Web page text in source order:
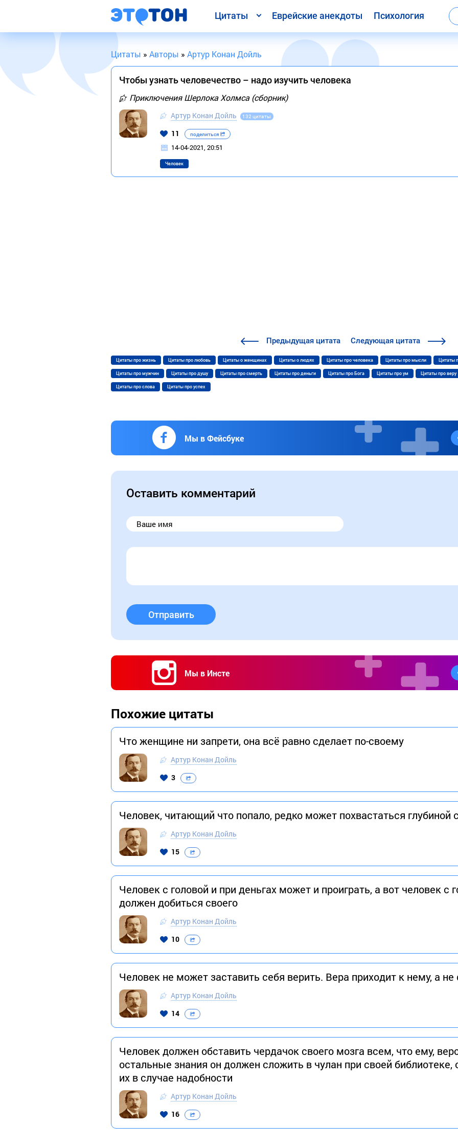
Цитаты Еврейские анекдоты Психология
Цитаты » Авторы » Артур Конан Дойль
Чтобы узнать человечество – надо изучить человека
Приключения Шерлока Холмса (сборник)
Артур Конан Дойль 132 цитаты
11 поделиться
14-04-2021, 20:51
Человек
Предыдущая цитата Следующая цитата
Цитаты про жизнь Цитаты про любовь Цитаты о женщинах Цитаты о людях Цитаты про человека Цитаты про мысли Цитаты
Цитаты про мужчин Цитаты про душу Цитаты про смерть Цитаты про деньги Цитаты про Бога Цитаты про ум Цитаты про веру
Цитаты про слова Цитаты про успех
Мы в Фейсбуке
Оставить комментарий
Отправить
Мы в Инсте
Похожие цитаты
Что женщине ни запрети, она всё равно сделает по-своему
Артур Конан Дойль
3
Человек, читающий что попало, редко может похвастаться глубиной
Артур Конан Дойль
15
Человек с головой и при деньгах может и проиграть, а вот человек с
должен добиться своего
Артур Конан Дойль
10
Человек не может заставить себя верить. Вера приходит к нему, а
Артур Конан Дойль
14
Человек должен обставить чердачок своего мозга всем, что ему,
остальные знания он должен сложить в чулан при своей библиотеке,
их в случае надобности
Артур Конан Дойль
16